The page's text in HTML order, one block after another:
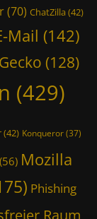
(70) ChatZilla(42)
Mail (142)
Gecko (128)
(429)
(42) Konqueror(37)
(56) Mozilla
Phishing
Raum